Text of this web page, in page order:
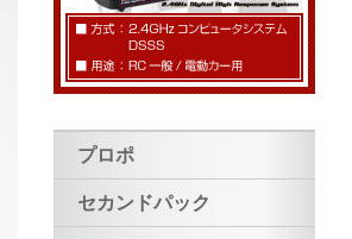
プロポ
セカンドパック